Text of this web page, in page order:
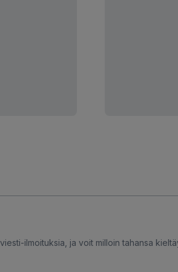
ilmoituksia, ja voit milloin tahansa